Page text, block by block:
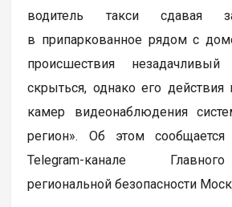
водитель такси сдавая
в припаркованное рядом с
происшествия
скрыться, однако его действия
камер видеонаблюдения
регион». Об этом
Telegram-канале
региональной безопасности